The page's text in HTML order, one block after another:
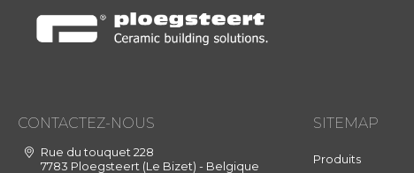
CONTACTEZ-NOUS
Rue du touquet 228
7783 Ploegsteert (Le Bizet) - Belgique
SITEMAP
Produits